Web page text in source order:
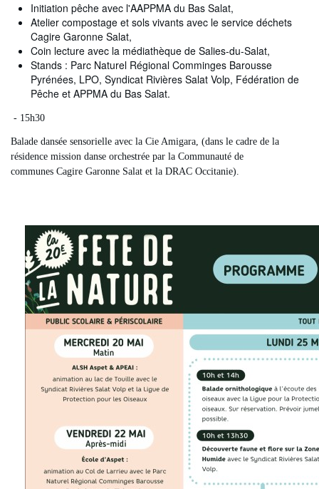
Initiation pêche avec l'AAPPMA du Bas Salat,
Atelier compostage et sols vivants avec le service déchets
Cagire Garonne Salat,
Coin lecture avec la médiathèque de Salies-du-Salat,
Stands : Parc Naturel Régional Comminges Barousse
Pyrénées, LPO, Syndicat Rivières Salat Volp, Fédération de
Pêche et APPMA du Bas Salat.
- 15h30
Balade dansée sensorielle avec la Cie Amigara, (dans le cadre de la
résidence mission danse orchestrée par la Communauté de
communes Cagire Garonne Salat et la DRAC Occitanie).